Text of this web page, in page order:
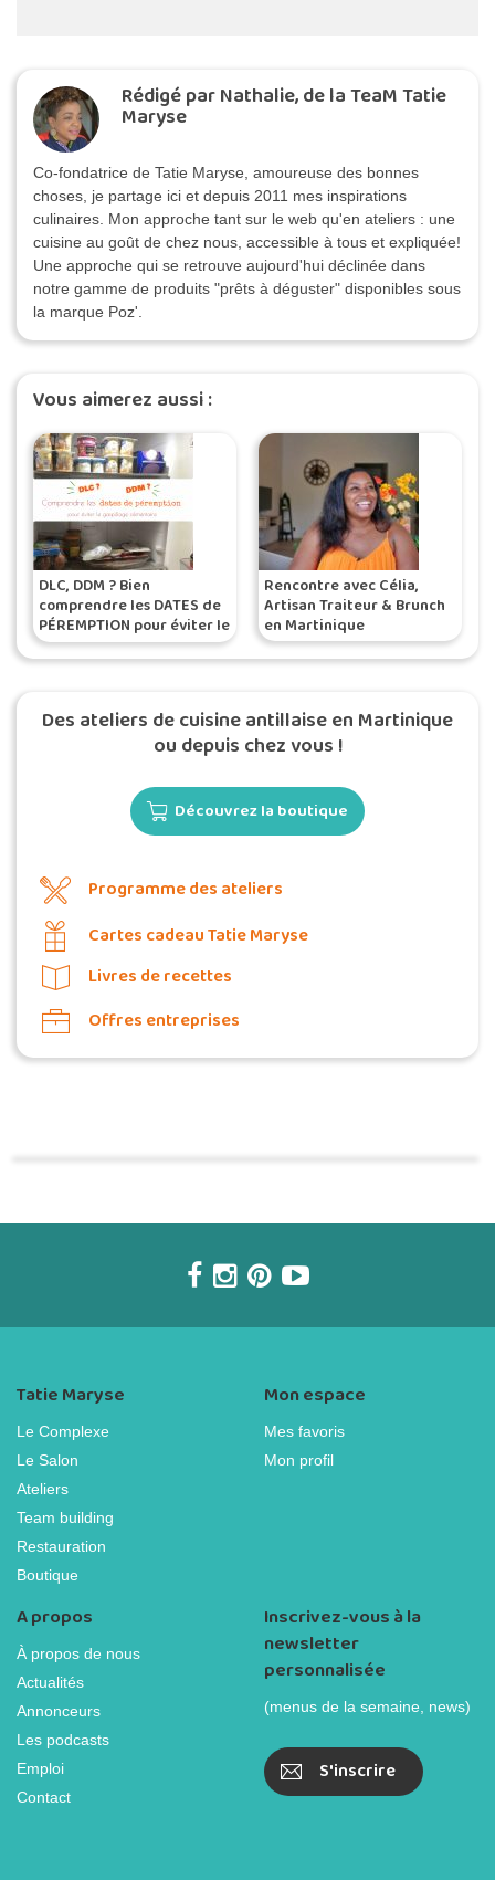
Rédigé par Nathalie, de la TeaM Tatie
Maryse
Co-fondatrice de Tatie Maryse, amoureuse des bonnes
choses, je partage ici et depuis 2011 mes inspirations
culinaires. Mon approche tant sur le web qu'en ateliers : une
cuisine au goût de chez nous, accessible à tous et expliquée!
Une approche qui se retrouve aujourd'hui déclinée dans
notre gamme de produits "prêts à déguster" disponibles sous
la marque Poz'.
Vous aimerez aussi :
DLC, DDM ? Bien
comprendre les DATES de
PÉREMPTION pour éviter le
gaspillage alimentaire
Rencontre avec Célia,
Artisan Traiteur & Brunch
en Martinique
Des ateliers de cuisine antillaise en Martinique
ou depuis chez vous !
Découvrez la boutique
Programme des ateliers
Cartes cadeau Tatie Maryse
Livres de recettes
Offres entreprises
Tatie Maryse
Le Complexe
Le Salon
Ateliers
Team building
Restauration
Boutique
Mon espace
Mes favoris
Mon profil
A propos
À propos de nous
Actualités
Annonceurs
Les podcasts
Emploi
Contact
Inscrivez-vous à la
newsletter
personnalisée
(menus de la semaine, news)
S'inscrire